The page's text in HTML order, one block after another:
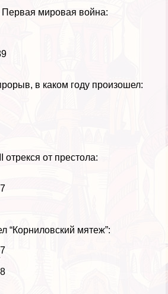
Первая мировая война:
в каком году произошел:
отрекся от престола:
“Корниловский мятеж”: